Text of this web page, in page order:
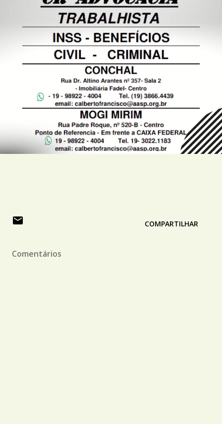
COMPARTILHAR
Comentários